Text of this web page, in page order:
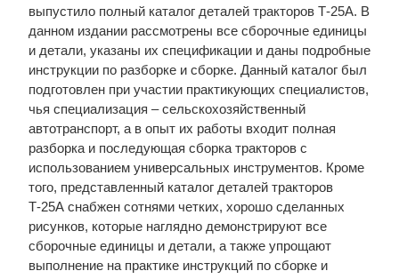
выпустило полный каталог деталей тракторов Т-25А. В
данном издании рассмотрены все сборочные единицы
и детали, указаны их спецификации и даны подробные
инструкции по разборке и сборке. Данный каталог был
подготовлен при участии практикующих специалистов,
чья специализация – сельскохозяйственный
автотранспорт, а в опыт их работы входит полная
разборка и последующая сборка тракторов с
использованием универсальных инструментов. Кроме
того, представленный каталог деталей тракторов
Т-25А снабжен сотнями четких, хорошо сделанных
рисунков, которые наглядно демонстрируют все
сборочные единицы и детали, а также упрощают
выполнение на практике инструкций по сборке и